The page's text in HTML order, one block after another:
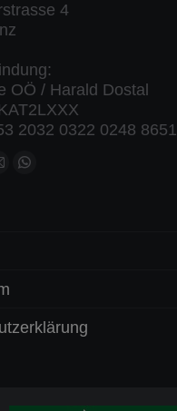
4
OÖ / Harald Dostal
2032 0322 0248 8651
uns auf:
Whatsapp